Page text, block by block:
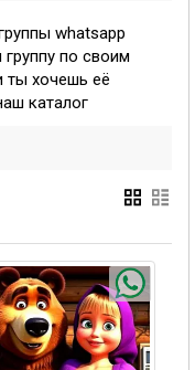
whatsapp
по своим
ты хочешь её
каталог